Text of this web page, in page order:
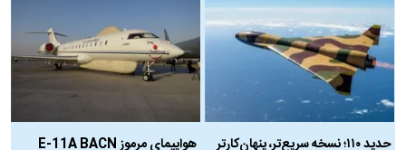
حدید ۱۱۰؛ نسخه سریع‌تر، پنهان‌کارتر
هواپیمای مرموز E-11A BACN